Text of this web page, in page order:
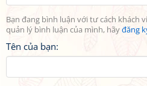
Bạn đang bình luận với tư cách khách
quản lý bình luận của mình, hãyđăng
Tên của bạn: